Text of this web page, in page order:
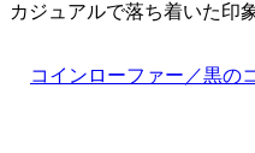
カジュアルで落ち着いた印
コインローファー／黒の